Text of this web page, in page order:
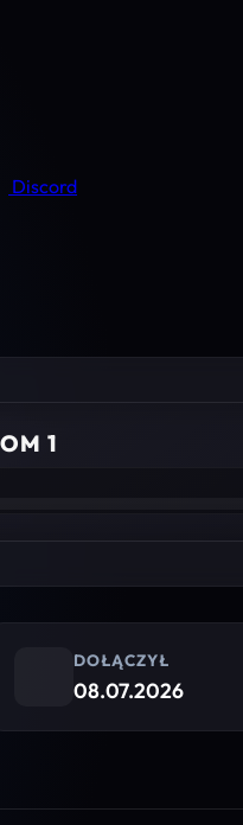
Discord
1
DOŁĄCZYŁ
08.07.2026